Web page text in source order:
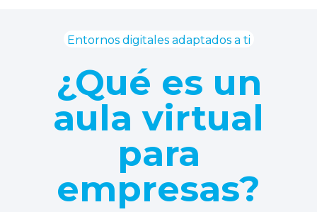
Entornos digitales adaptados a ti
¿Qué es un
aula virtual
para
empresas?